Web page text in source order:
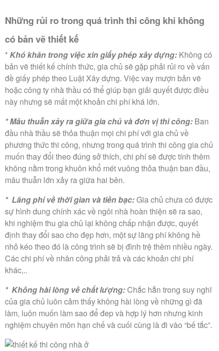
Những rủi ro trong quá trình thi công khi không
có bản vẽ thiết kế
*Khó khăn trong việc xin giấy phép xây dựng: Không có
bản vẽ thiết kế chính thức, gia chủ sẽ gặp phải rủi ro về vấn
đề giấy phép theo Luật Xây dựng. Việc vay mượn bản vẽ
hoặc công ty nhà thầu có thể giúp bạn giải quyết được điều
này nhưng sẽ mất một khoản chi phí khá lớn.
* Mâu thuẫn xảy ra giữa gia chủ và đơn vị thi công: Ban
đầu nhà thầu sẽ thỏa thuận mọi chi phí với gia chủ về
phương thức thi công, nhưng trong quá trình thi công gia chủ
muốn thay đổi theo đúng sở thích, chi phí sẽ được tính thêm
không nằm trong khuôn khổ mét vuông thỏa thuận ban đầu,
mâu thuẫn lớn xảy ra giữa hai bên.
* Lãng phí về thời gian và tiền bạc:Gia chủ chưa có được
sự hình dung chính xác về ngôi nhà hoàn thiện sẽ ra sao,
khi nghiệm thu gia chủ lại không chấp nhận được, quyết
định thay đổi sao cho đẹp hơn, một sự lãng phí không hề
nhỏ kéo theo đó là công trình sẽ bị đình trệ thêm nhiều ngày.
Các chi phí về nhân công phải trả và các khoản chi phí
khác,..
* Không hài lòng về chất lượng:Chắc hẳn trong suy nghĩ
của gia chủ luôn cảm thấy không hài lòng về những gì đã
làm, luôn muốn làm sao để đep và hợp lý hơn nhưng kinh
nghiệm chuyên môn hạn chế và cuối cùng là đi vào “bế tắc”.